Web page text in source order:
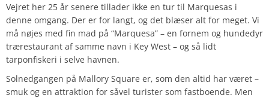
Vejret her 25 år senere tillader ikke en tur til Marquesas i
denne omgang. Der er for langt, og det blæser alt for meget. Vi
må nøjes med fin mad på “Marquesa” – en fornem og hundedyr
trærestaurant af samme navn i Key West – og så lidt
tarponfiskeri i selve havnen.
Solnedgangen på Mallory Square er, som den altid har været –
smuk og en attraktion for såvel turister som fastboende. Men